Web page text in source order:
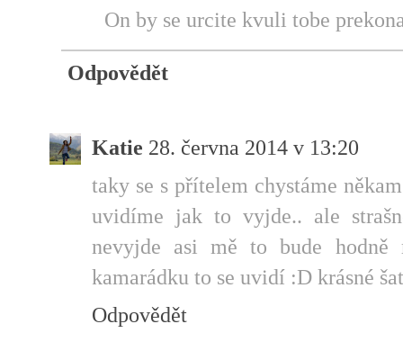
On by se urcite kvuli tobe
Odpovědět
Katie 28. června 2014 v 13:20
taky se s přítelem chystáme
uvidíme jak to vyjde.. ale
nevyjde asi mě to bude hodně
kamarádku to se uvidí :D krásné
Odpovědět